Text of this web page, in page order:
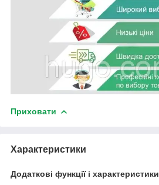
Приховати
Характеристики
Додаткові функції і характеристики